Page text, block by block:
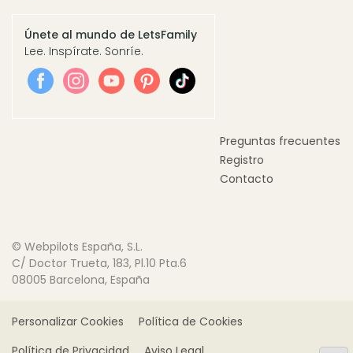
Únete al mundo de LetsFamily
Lee. Inspírate. Sonríe.
Preguntas frecuentes
Registro
Contacto
© Webpilots España, S.L.
C/ Doctor Trueta, 183, Pl.10 Pta.6
08005 Barcelona, España
Personalizar Cookies
Política de Cookies